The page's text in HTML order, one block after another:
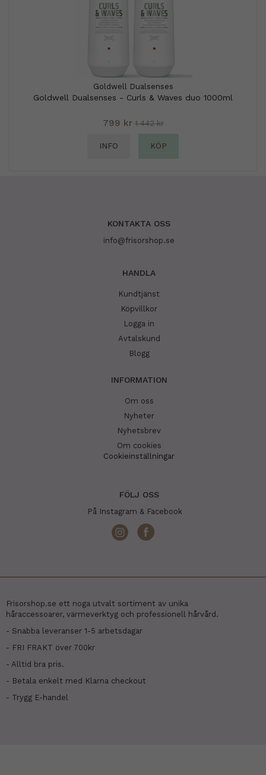
Goldwell Dualsenses
Goldwell Dualsenses - Curls & Waves duo 1000ml
799 kr 1 442 kr
INFO KÖP
KONTAKTA OSS
info@frisorshop.se
HANDLA
Kundtjänst
Köpvillkor
Logga in
Avtalskund
Blogg
INFORMATION
Om oss
Nyheter
Nyhetsbrev
Om cookies
Cookieinställningar
FÖLJ OSS
På Instagram & Facebook
Frisorshop.se ett noga utvalt sortiment av unika
håraccessoarer, värmeverktyg och professionell hårvård.
- Snabba leveranser 1-5 arbetsdagar
- FRI FRAKT över 700kr
- Alltid bra pris.
- Betala enkelt med Klarna checkout
- Trygg E-handel